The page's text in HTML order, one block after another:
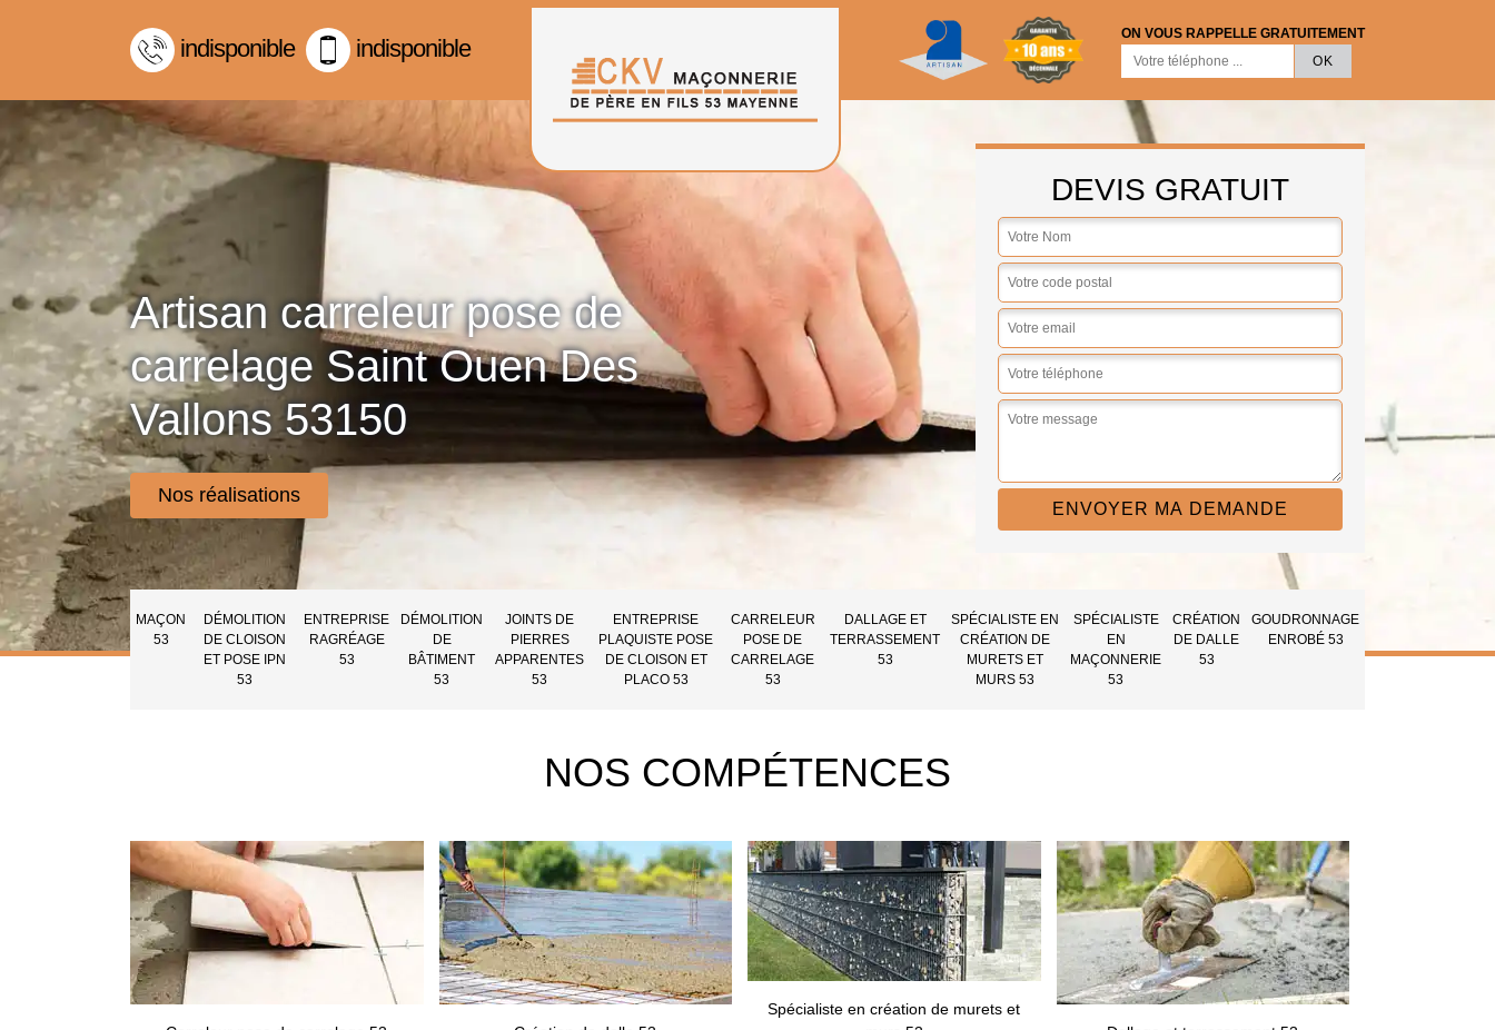
indisponible indisponible
ON VOUS RAPPELLE GRATUITEMENT
Artisan carreleur pose de
carrelage Saint Ouen Des
Vallons 53150
Nos réalisations
DEVIS GRATUIT
MAÇON
53
DÉMOLITION
DE CLOISON
ET POSE IPN
53
ENTREPRISE
RAGRÉAGE
53
DÉMOLITION
DE
BÂTIMENT
53
JOINTS DE
PIERRES
APPARENTES
53
ENTREPRISE
PLAQUISTE POSE
DE CLOISON ET
PLACO 53
CARRELEUR
POSE DE
CARRELAGE
53
DALLAGE ET
TERRASSEMENT
53
SPÉCIALISTE EN
CRÉATION DE
MURETS ET
MURS 53
SPÉCIALISTE
EN
MAÇONNERIE
53
CRÉATION
DE DALLE
53
GOUDRONNAGE
ENROBÉ 53
NOS COMPÉTENCES
Spécialiste en création de murets et